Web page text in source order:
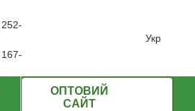
Укр
ОПТОВИЙ
САЙТ